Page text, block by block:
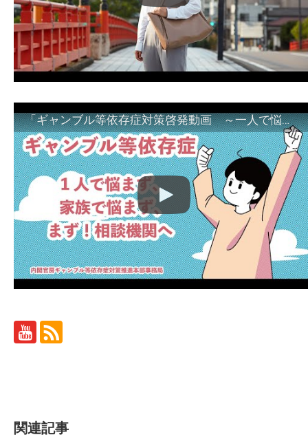
「ギャンブル等依存症対策啓発動画 ～一人で悩まず、家族で悩まず、まず！相談機関へ～」
関連記事